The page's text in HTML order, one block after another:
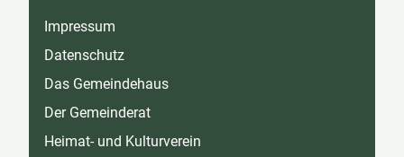
Impressum
Datenschutz
Das Gemeindehaus
Der Gemeinderat
Heimat- und Kulturverein